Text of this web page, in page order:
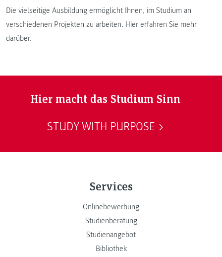
Die vielseitige Ausbildung ermöglicht Ihnen, im Studium an
verschiedenen Projekten zu arbeiten. Hier erfahren Sie mehr
darüber.
Hier macht das Studium Sinn
STUDY WITH PURPOSE
Services
Onlinebewerbung
Studienberatung
Studienangebot
Bibliothek